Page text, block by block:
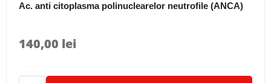
Ac. anti citoplasma polinuclearelor neutrofile (ANCA)
140,00 lei